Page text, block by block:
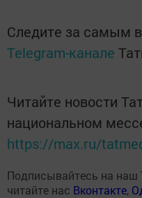
Следите за самым
Telegram-канале
Читайте новости
национальном
https://max.ru/
Подписывайтесь на наш
читайте нас Вконтакте,